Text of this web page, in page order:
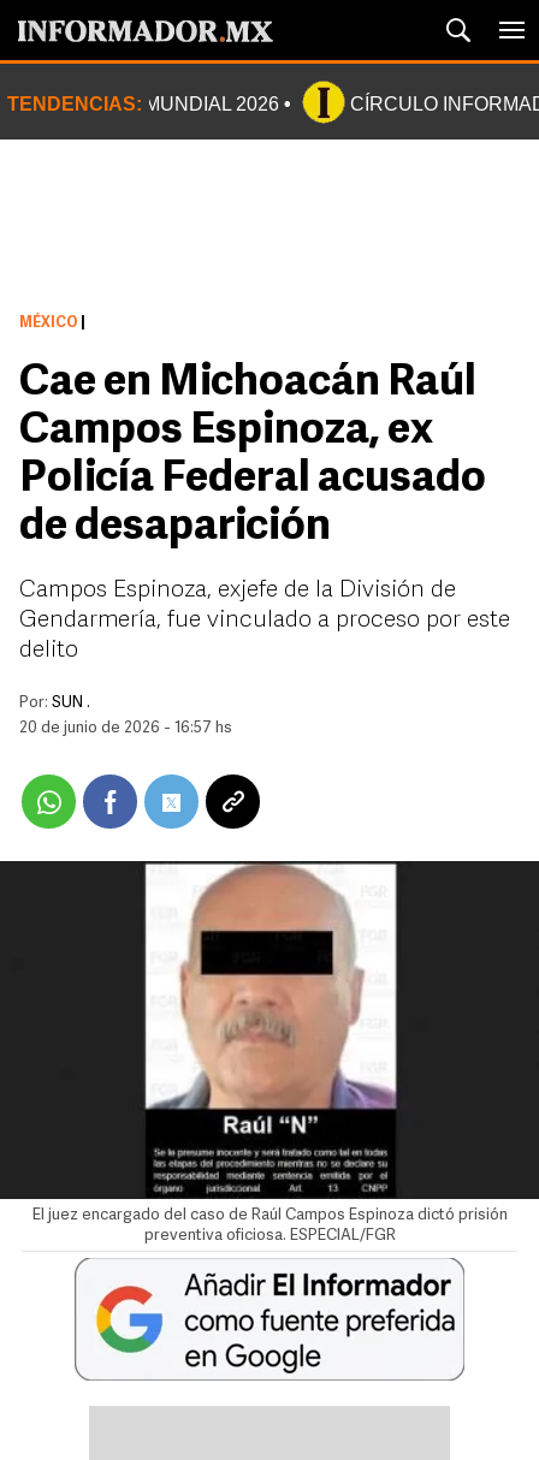
TENDENCIAS: MUNDIAL 2026 CÍRCULO
MÉXICO
Cae en Michoacán Raúl
Campos Espinoza, ex
Policía Federal acusado
de desaparición
Campos Espinoza, exjefe de la División de
Gendarmería, fue vinculado a proceso por este
delito
Por: SUN .
20 de junio de 2026 - 16:57 hs
El juez encargado del caso de Raúl Campos Espinoza dictó prisión
preventiva oficiosa. ESPECIAL/FGR